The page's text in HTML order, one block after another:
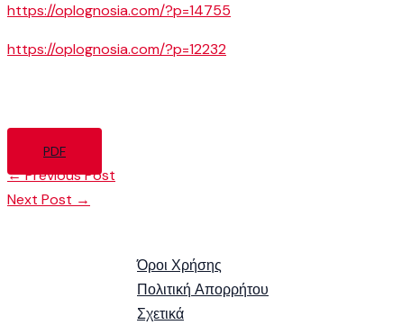
https://oplognosia.com/?p=14755
https://oplognosia.com/?p=12232
PDF
←Previous Post
Next Post →
Όροι Χρήσης
Πολιτική Απορρήτου
Σχετικά